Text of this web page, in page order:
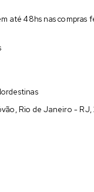
até 48hs nas compras
Rio de Janeiro -